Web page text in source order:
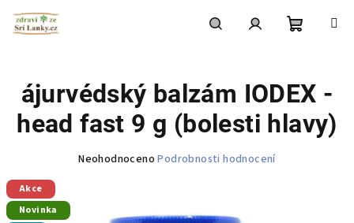
obsah
košík
ájurvédský balzám IODEX -
head fast 9 g (bolesti hlavy)
Průměrné
Neohodnoceno Podrobnosti hodnocení
Akce
Novinka